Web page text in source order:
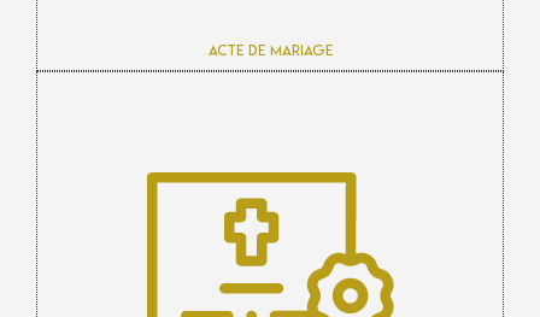
Acte de mariage